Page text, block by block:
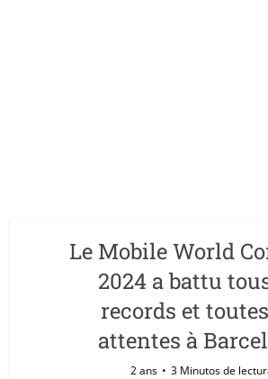
Le Mobile World
2024 a battu
records et
attentes à
2 ans 3 Minutos de